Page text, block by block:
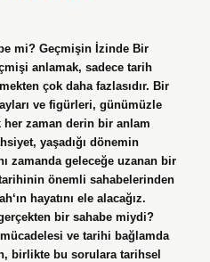
mi? Geçmişin İzinde Bir
anlamak, sadece tarih
çok daha fazlasıdır. Bir
ve figürleri, günümüzle
her zaman derin bir anlam
yaşadığı dönemin
zamanda geleceğe uzanan bir
önemli sahabelerinden
hayatını ele alacağız.
bir sahabe miydi?
ve tarihi bağlamda
birlikte bu sorulara tarihsel